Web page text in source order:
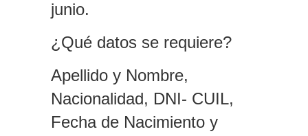
junio.
¿Qué datos se requiere?
Apellido y Nombre,
Nacionalidad, DNI- CUIL,
Fecha de Nacimiento y